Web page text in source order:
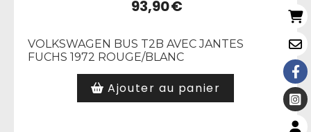
93,90€
VOLKSWAGEN BUS T2B AVEC JANTES
FUCHS 1972 ROUGE/BLANC
Ajouter au panier